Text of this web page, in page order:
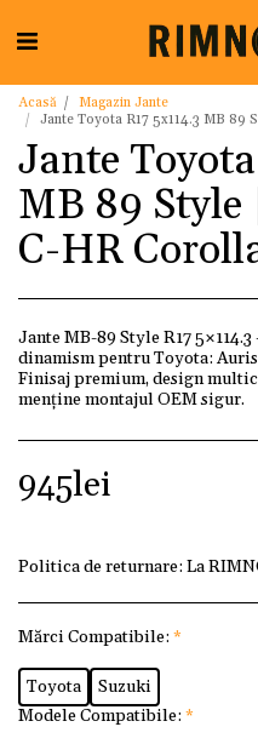
Acasă
Magazin Jante
Jante Toyota R17 5x114.3 MB 89
Jante
MB 89
C-HR
Jante MB-89 Style R17
dinamism pentru Toyota:
Finisaj premium, design
menține montajul OEM sigur.
945lei
Politica de returnare: La
Mărci Compatibile: *
Toyota
Suzuki
Modele Compatibile: *